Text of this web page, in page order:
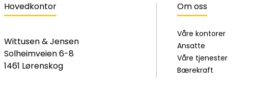
Hovedkontor
Wittusen & Jensen
Solheimveien 6-8
1461 Lørenskog
Om oss
Våre kontorer
Ansatte
Våre tjenester
Bærekraft